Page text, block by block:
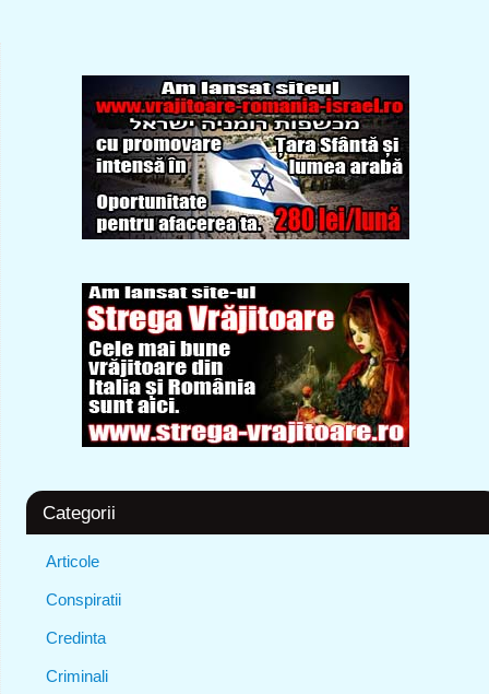
Categorii
Articole
Conspiratii
Credinta
Criminali